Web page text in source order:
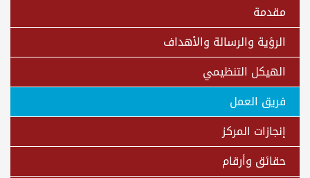
مقدمة
الرؤية والرسالة والأهداف
الهيكل التنظيمي
فريق العمل
إنجازات المركز
حقائق وأرقام